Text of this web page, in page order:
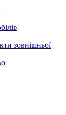
зовнішньої